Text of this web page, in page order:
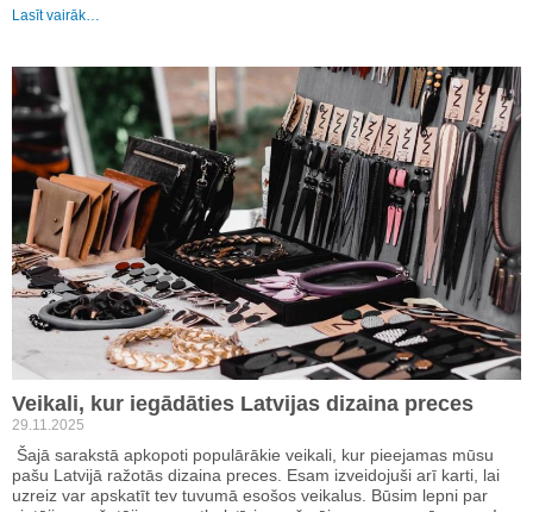
Lasīt vairāk…
Veikali, kur iegādāties Latvijas dizaina preces
29.11.2025
Šajā sarakstā apkopoti populārākie veikali, kur pieejamas mūsu
pašu Latvijā ražotās dizaina preces. Esam izveidojuši arī karti, lai
uzreiz var apskatīt tev tuvumā esošos veikalus. Būsim lepni par